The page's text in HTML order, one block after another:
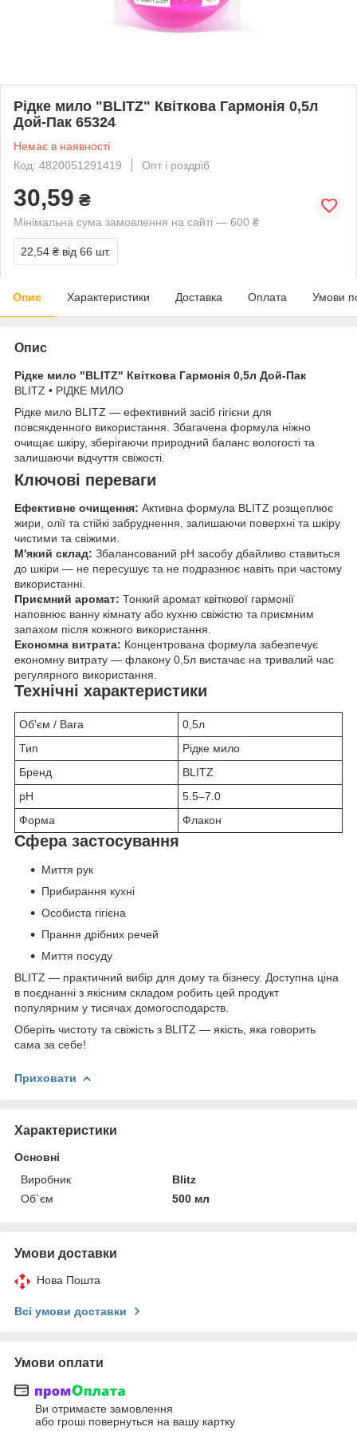
Рідке мило "BLITZ" Квіткова Гармонія 0,5л
Дой-Пак 65324
Немає в наявності
Код: 4820051291419
Опт і роздріб
30,59 ₴
Мінімальна сума замовлення на сайті — 600 ₴
22,54 ₴ від 66 шт.
Опис Характеристики Доставка Оплата Умови
Опис
Рідке мило "BLITZ" Квіткова Гармонія 0,5л Дой-Пак
BLITZ • РІДКЕ МИЛО
Рідке мило BLITZ — ефективний засіб гігієни для
повсякденного використання. Збагачена формула ніжно
очищає шкіру, зберігаючи природний баланс вологості та
залишаючи відчуття свіжості.
Ключові переваги
Ефективне очищення: Активна формула BLITZ розщеплює
жири, олії та стійкі забруднення, залишаючи поверхні та шкіру
чистими та свіжими.
М'який склад: Збалансований рН засобу дбайливо ставиться
до шкіри — не пересушує та не подразнює навіть при частому
використанні.
Приємний аромат: Тонкий аромат квіткової гармонії
наповнює ванну кімнату або кухню свіжістю та приємним
запахом після кожного використання.
Економна витрата: Концентрована формула забезпечує
економну витрату — флакону 0,5л вистачає на тривалий час
регулярного використання.
Технічні характеристики
Об'єм / Вага
0,5л
Тип
Рідке мило
Бренд
BLITZ
рН
5.5–7.0
Форма
Флакон
Сфера застосування
Миття рук
Прибирання кухні
Особиста гігієна
Прання дрібних речей
Миття посуду
BLITZ — практичний вибір для дому та бізнесу. Доступна ціна
в поєднанні з якісним складом робить цей продукт
популярним у тисячах домогосподарств.
Оберіть чистоту та свіжість з BLITZ — якість, яка говорить
сама за себе!
Приховати
Характеристики
Основні
Виробник
Blitz
Об`єм
500 мл
Умови доставки
Нова Пошта
Всі умови доставки
Умови оплати
Ви отримаєте замовлення
або гроші повернуться на вашу картку